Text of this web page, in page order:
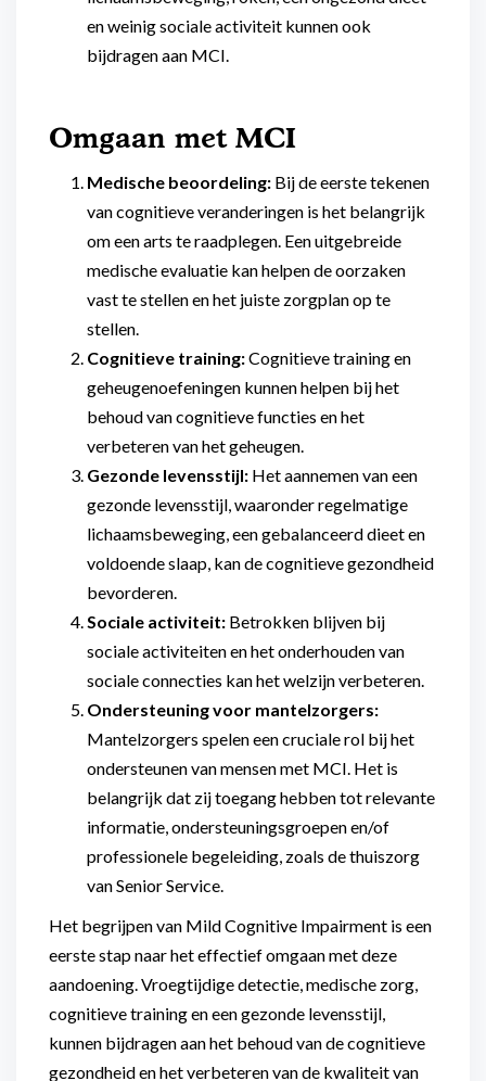
en weinig sociale activiteit kunnen ook
bijdragen aan MCI.
Omgaan met MCI
Medische beoordeling: Bij de eerste tekenen
van cognitieve veranderingen is het belangrijk
om een arts te raadplegen. Een uitgebreide
medische evaluatie kan helpen de oorzaken
vast te stellen en het juiste zorgplan op te
stellen.
Cognitieve training:Cognitieve training en
geheugenoefeningen kunnen helpen bij het
behoud van cognitieve functies en het
verbeteren van het geheugen.
Gezonde levensstijl: Het aannemen van een
gezonde levensstijl, waaronder regelmatige
lichaamsbeweging, een gebalanceerd dieet en
voldoende slaap, kan de cognitieve gezondheid
bevorderen.
Sociale activiteit: Betrokken blijven bij
sociale activiteiten en het onderhouden van
sociale connecties kan het welzijn verbeteren.
Ondersteuning voor mantelzorgers:
Mantelzorgers spelen een cruciale rol bij het
ondersteunen van mensen met MCI. Het is
belangrijk dat zij toegang hebben tot relevante
informatie, ondersteuningsgroepen en/of
professionele begeleiding, zoals de thuiszorg
van Senior Service.
Het begrijpen van Mild Cognitive Impairment is een
eerste stap naar het effectief omgaan met deze
aandoening. Vroegtijdige detectie, medische zorg,
cognitieve training en een gezonde levensstijl,
kunnen bijdragen aan het behoud van de cognitieve
gezondheid en het verbeteren van de kwaliteit van